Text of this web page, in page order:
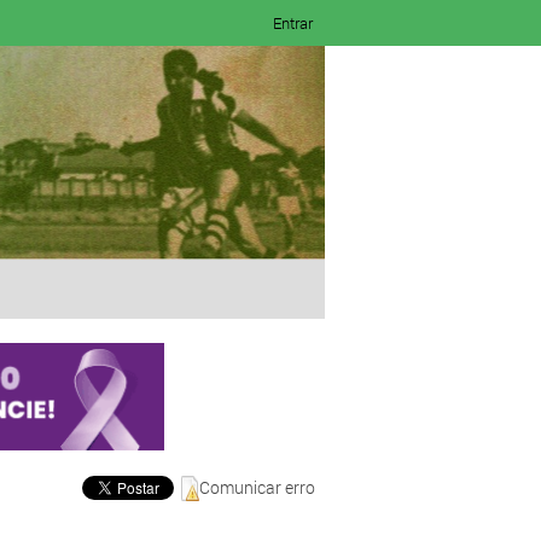
Entrar
Comunicar erro